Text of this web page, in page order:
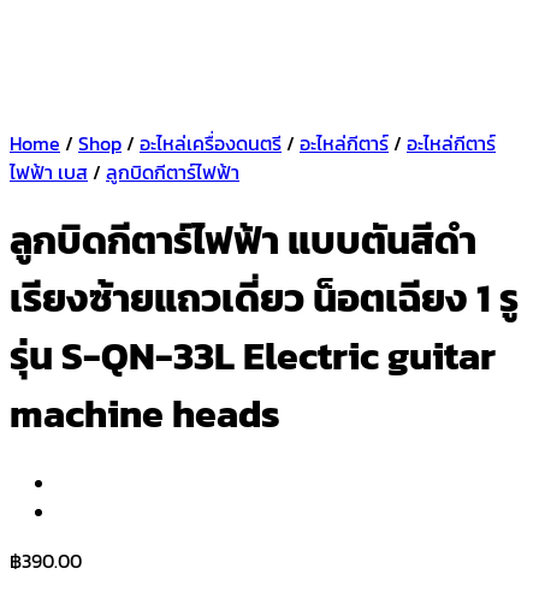
Home / Shop/ อะไหล่เครื่องดนตรี/ อะไหล่กีตาร์/ อะไหล่กีตาร์
ไฟฟ้า เบส/ ลูกบิดกีตาร์ไฟฟ้า
ลูกบิดกีตาร์ไฟฟ้า แบบตันสีดำ
เรียงซ้ายแถวเดี่ยว น็อตเฉียง 1 รู
รุ่น S-QN-33L Electric guitar
machine heads
฿390.00